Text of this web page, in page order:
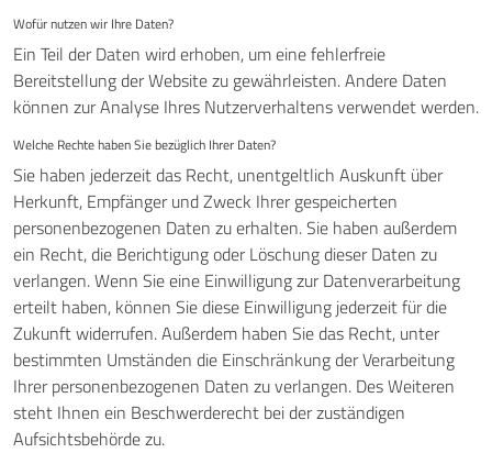
Wofür nutzen wir Ihre Daten?
Ein Teil der Daten wird erhoben, um eine fehlerfreie
Bereitstellung der Website zu gewährleisten. Andere Daten
können zur Analyse Ihres Nutzerverhaltens verwendet werden.
Welche Rechte haben Sie bezüglich Ihrer Daten?
Sie haben jederzeit das Recht, unentgeltlich Auskunft über
Herkunft, Empfänger und Zweck Ihrer gespeicherten
personenbezogenen Daten zu erhalten. Sie haben außerdem
ein Recht, die Berichtigung oder Löschung dieser Daten zu
verlangen. Wenn Sie eine Einwilligung zur Datenverarbeitung
erteilt haben, können Sie diese Einwilligung jederzeit für die
Zukunft widerrufen. Außerdem haben Sie das Recht, unter
bestimmten Umständen die Einschränkung der Verarbeitung
Ihrer personenbezogenen Daten zu verlangen. Des Weiteren
steht Ihnen ein Beschwerderecht bei der zuständigen
Aufsichtsbehörde zu.